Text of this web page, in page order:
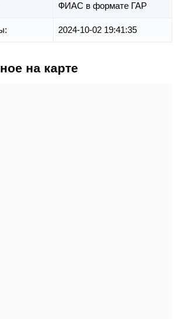
ФИАС в формате ГАР
2024-10-02 19:41:35
на карте